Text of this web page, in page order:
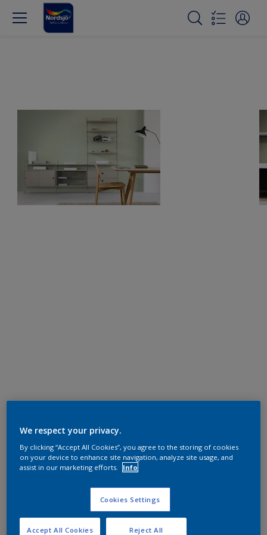
We respect your privacy.
By clicking “Accept All Cookies”, you agree to the storing of cookies
on your device to enhance site navigation, analyze site usage, and
assist in our marketing efforts.
Info
Cookies Settings
Reject All
Accept All Cookies